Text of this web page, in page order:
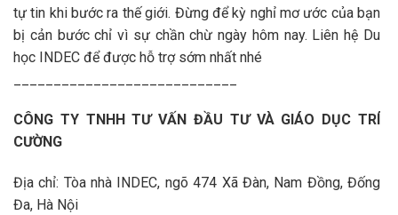
tự tin khi bước ra thế giới. Đừng để kỳ nghỉ mơ ước của bạn
bị cản bước chỉ vì sự chần chừ ngày hôm nay. Liên hệ Du
học INDEC để được hỗ trợ sớm nhất nhé
CÔNG TY TNHH TƯ VẤN ĐẦU TƯ VÀ GIÁO DỤC TRÍ
CƯỜNG
Địa chỉ: Tòa nhà INDEC, ngõ 474 Xã Đàn, Nam Đồng, Đống
Đa, Hà Nội